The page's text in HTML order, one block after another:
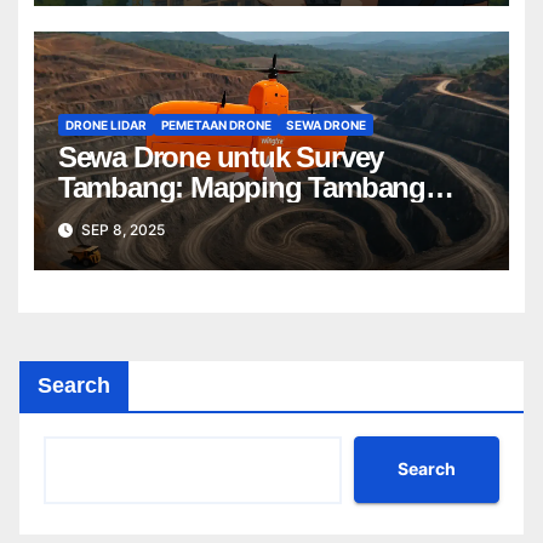
DRONE LIDAR PEMETAAN DRONE SEWA DRONE
Sewa Drone untuk Survey
Tambang: Mapping Tambang
Profesional Lebih Cepat & Akurat
SEP 8, 2025
Search
Search